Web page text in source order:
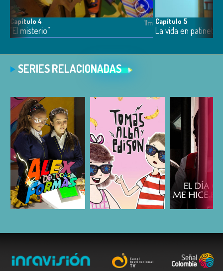
Capítulo 4
“El misterio”
11m Capítulo 5
La vida en patineta
SERIES RELACIONADAS
ESCUCHAR ESCUCHAR